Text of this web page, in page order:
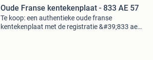
Oude Franse kentekenplaat - 833 AE 57
Te koop: een authentieke oude franse
kentekenplaat met de registratie &#39;833 ae